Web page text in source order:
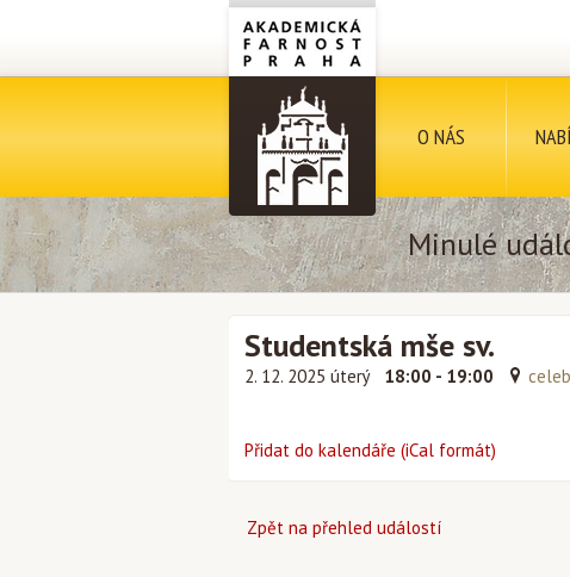
O NÁS
Minulé
Studentská mše sv.
2. 12. 2025 úterý 18:00 - 19:00
Přidat do kalendáře (iCal formát)
Zpět na přehled událostí